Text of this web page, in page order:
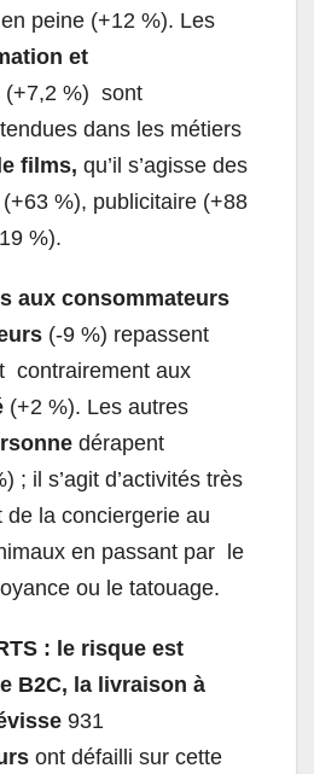
peine (+12 %). Les
et
(+7,2 %) sont
dans les métiers
films, qu’il s’agisse des
%), publicitaire (+88
%).
aux consommateurs
(-9 %) repassent
contrairement aux
(+2 %). Les autres
dérapent
; il s’agit d’activités très
de la conciergerie au
en passant par le
ou le tatouage.
: le risque est
B2C, la livraison à
931
ont défailli sur cette